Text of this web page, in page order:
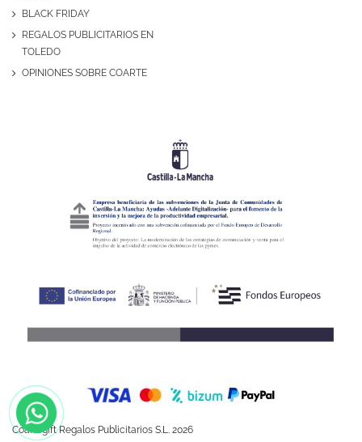
BLACK FRIDAY
REGALOS PUBLICITARIOS EN
TOLEDO
OPINIONES SOBRE COARTE
Coartegift Regalos Publicitarios S.L. 2026